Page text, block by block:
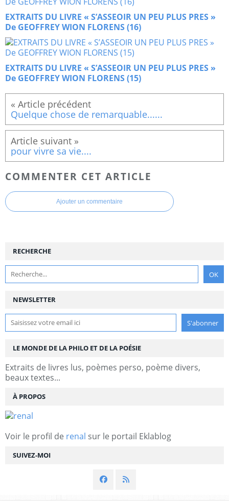
EXTRAITS DU LIVRE « S’ASSEOIR UN PEU PLUS PRES »
De GEOFFREY WION FLORENS (16)
EXTRAITS DU LIVRE « S’ASSEOIR UN PEU PLUS PRES »
De GEOFFREY WION FLORENS (15)
Quelque chose de remarquable......
pour vivre sa vie....
COMMENTER CET ARTICLE
Ajouter un commentaire
NEWSLETTER
SUIVEZ-MOI
RECHERCHE
LE MONDE DE LA PHILO ET DE LA POÉSIE
Extraits de livres lus, poèmes perso, poème divers,
beaux textes...
À PROPOS
Voir le profil de renal sur le portail Eklablog